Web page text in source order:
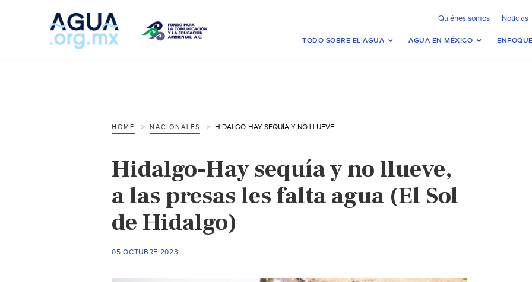
Quiénes somos Noticias
TODO SOBRE EL AGUA AGUA EN MÉXICO
HOME NACIONALES HIDALGO-HAY SEQUÍA Y NO LLUEVE, A LAS PRESAS LES FALTA AGUA (EL SOL DE HIDALGO)
Hidalgo-Hay sequía y no llueve,
a las presas les falta agua (El Sol
de Hidalgo)
05 OCTUBRE 2023